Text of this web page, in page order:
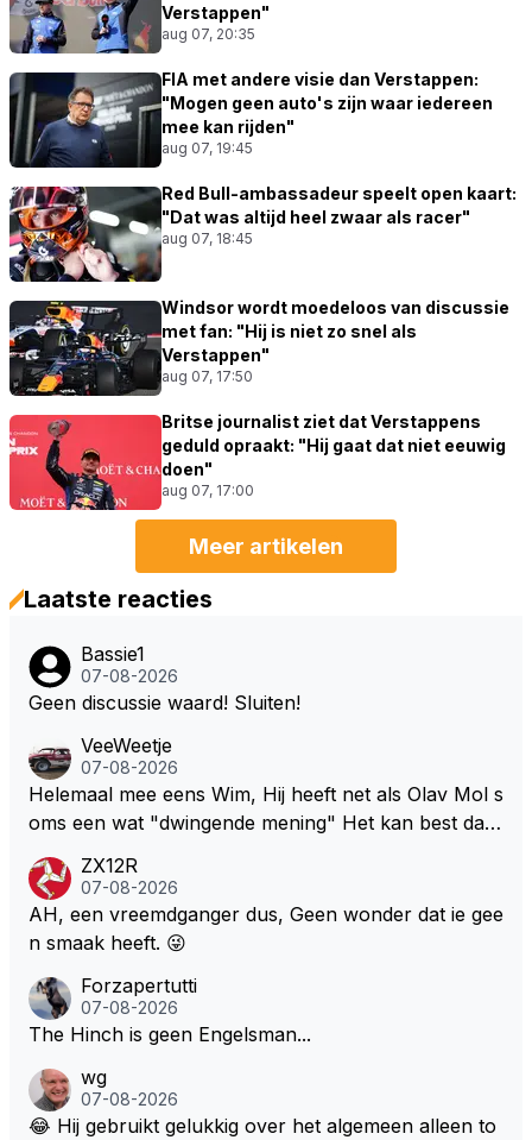
Verstappen"
aug 07, 20:35
FIA met andere visie dan Verstappen:
"Mogen geen auto's zijn waar iedereen
mee kan rijden"
aug 07, 19:45
Red Bull-ambassadeur speelt open kaart:
"Dat was altijd heel zwaar als racer"
aug 07, 18:45
Windsor wordt moedeloos van discussie
met fan: "Hij is niet zo snel als
Verstappen"
aug 07, 17:50
Britse journalist ziet dat Verstappens
geduld opraakt: "Hij gaat dat niet eeuwig
doen"
aug 07, 17:00
Meer artikelen
Laatste reacties
Bassie1
07-08-2026
Geen discussie waard! Sluiten!
VeeWeetje
07-08-2026
Helemaal mee eens Wim, Hij heeft net als Olav Mol s
oms een wat "dwingende mening" Het kan best dat
l bij Windsor op te roepen. Maar in een tijd zonder r
aces zijn dit leuke berichtjes
ZX12R
07-08-2026
AH, een vreemdganger dus, Geen wonder dat ie gee
n smaak heeft. 😜
Forzapertutti
07-08-2026
The Hinch is geen Engelsman...
wg
07-08-2026
😂 Hij gebruikt gelukkig over het algemeen alleen to